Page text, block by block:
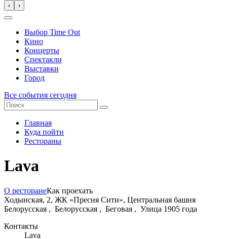
‹ ›
Выбор Time Out
Кино
Концерты
Спектакли
Выставки
Город
Все события сегодня
Главная
Куда пойти
Рестораны
Lava
О ресторанеКак проехать
Ходынская, 2, ЖК «Пресня Сити», Центральная башня
Белорусская , Белорусская , Беговая , Улица 1905 года
Контакты
Lava